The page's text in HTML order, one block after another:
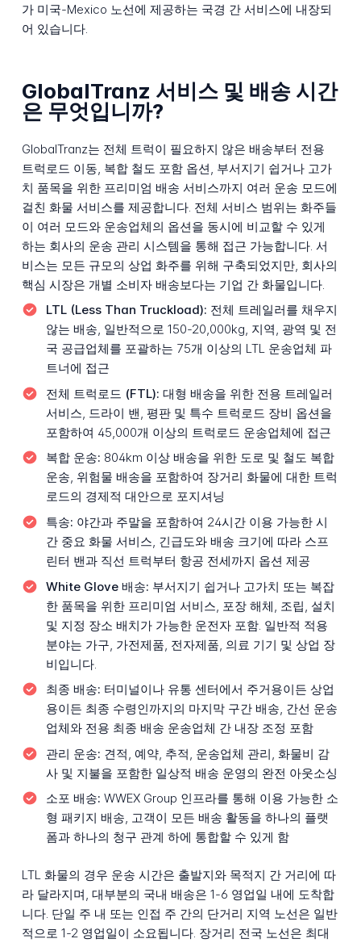
가 미국-Mexico 노선에 제공하는 국경 간 서비스에 내장되
어 있습니다.
GlobalTranz 서비스 및 배송 시간
은 무엇입니까?
GlobalTranz는 전체 트럭이 필요하지 않은 배송부터 전용
트럭로드 이동, 복합 철도 포함 옵션, 부서지기 쉽거나 고가
치 품목을 위한 프리미엄 배송 서비스까지 여러 운송 모드에
걸친 화물 서비스를 제공합니다. 전체 서비스 범위는 화주들
이 여러 모드와 운송업체의 옵션을 동시에 비교할 수 있게
하는 회사의 운송 관리 시스템을 통해 접근 가능합니다. 서
비스는 모든 규모의 상업 화주를 위해 구축되었지만, 회사의
핵심 시장은 개별 소비자 배송보다는 기업 간 화물입니다.
LTL (Less Than Truckload): 전체 트레일러를 채우지
않는 배송, 일반적으로 150-20,000kg, 지역, 광역 및 전
국 공급업체를 포괄하는 75개 이상의 LTL 운송업체 파
트너에 접근
전체 트럭로드 (FTL): 대형 배송을 위한 전용 트레일러
서비스, 드라이 밴, 평판 및 특수 트럭로드 장비 옵션을
포함하여 45,000개 이상의 트럭로드 운송업체에 접근
복합 운송: 804km 이상 배송을 위한 도로 및 철도 복합
운송, 위험물 배송을 포함하여 장거리 화물에 대한 트럭
로드의 경제적 대안으로 포지셔닝
특송: 야간과 주말을 포함하여 24시간 이용 가능한 시
간 중요 화물 서비스, 긴급도와 배송 크기에 따라 스프
린터 밴과 직선 트럭부터 항공 전세까지 옵션 제공
White Glove 배송: 부서지기 쉽거나 고가치 또는 복잡
한 품목을 위한 프리미엄 서비스, 포장 해체, 조립, 설치
및 지정 장소 배치가 가능한 운전자 포함. 일반적 적용
분야는 가구, 가전제품, 전자제품, 의료 기기 및 상업 장
비입니다.
최종 배송: 터미널이나 유통 센터에서 주거용이든 상업
용이든 최종 수령인까지의 마지막 구간 배송, 간선 운송
업체와 전용 최종 배송 운송업체 간 내장 조정 포함
관리 운송: 견적, 예약, 추적, 운송업체 관리, 화물비 감
사 및 지불을 포함한 일상적 배송 운영의 완전 아웃소싱
소포 배송: WWEX Group 인프라를 통해 이용 가능한 소
형 패키지 배송, 고객이 모든 배송 활동을 하나의 플랫
폼과 하나의 청구 관계 하에 통합할 수 있게 함
LTL 화물의 경우 운송 시간은 출발지와 목적지 간 거리에 따
라 달라지며, 대부분의 국내 배송은 1-6 영업일 내에 도착합
니다. 단일 주 내 또는 인접 주 간의 단거리 지역 노선은 일반
적으로 1-2 영업일이 소요됩니다. 장거리 전국 노선은 최대